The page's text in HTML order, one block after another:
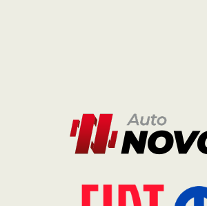
TILD D (3)
Consultar
WhatsApp